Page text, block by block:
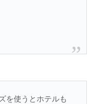
を使うとホテルも